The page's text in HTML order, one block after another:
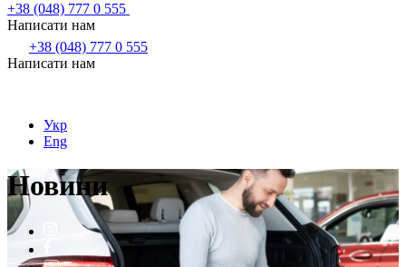
+38 (048) 777 0 555
Написати нам
+38 (048) 777 0 555
Написати нам
Укр
Eng
Новини